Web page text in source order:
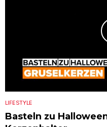
LIFESTYLE
Basteln zu